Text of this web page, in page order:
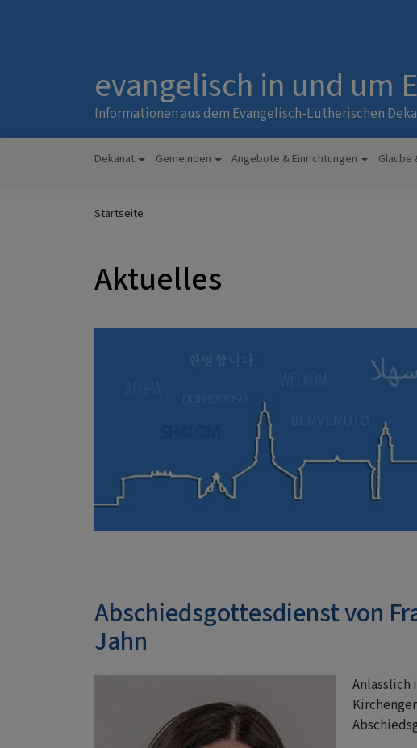
evangelisch in und um
Informationen aus dem Evangelisch-Lutherischen
Hauptnavigation
Dekanat Gemeinden Angebote & Einrichtungen Glaube
Startseite
Aktuelles
Abschiedsgottesdienst von
Jahn
Anlässlich